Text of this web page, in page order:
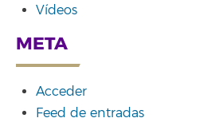
Vídeos
META
Acceder
Feed de entradas